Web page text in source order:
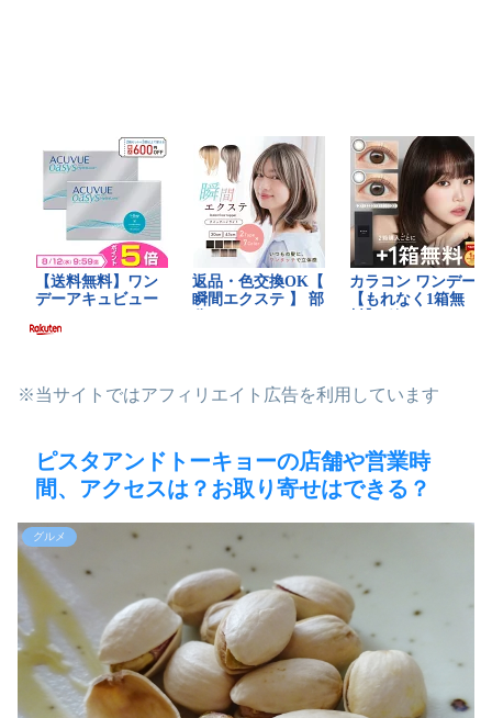
※当サイトではアフィリエイト広告を利用しています
ピスタアンドトーキョーの店舗や営業時
間、アクセスは？お取り寄せはできる？
グルメ